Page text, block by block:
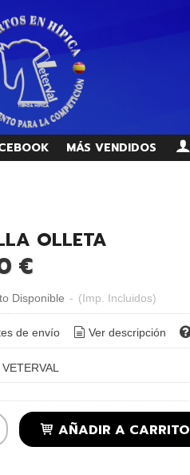
MÁS VENDIDOS
OLLETA
€
Disponible - (Imp. Incluidos)
de envío Ver descripción
VETERVAL
AÑADIR A CARRITO